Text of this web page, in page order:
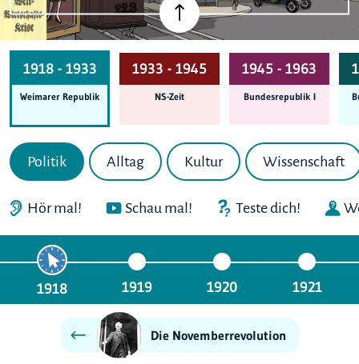
1918 - 1933
Weimarer Republik
1933 - 1945
NS-Zeit
1945 - 1963
Bundes­republik I
Politik Alltag Kultur Wissenschaft
Hör mal! Schau mal! Teste dich!
1918 1919 1920 1921
Die Novemberrevolution